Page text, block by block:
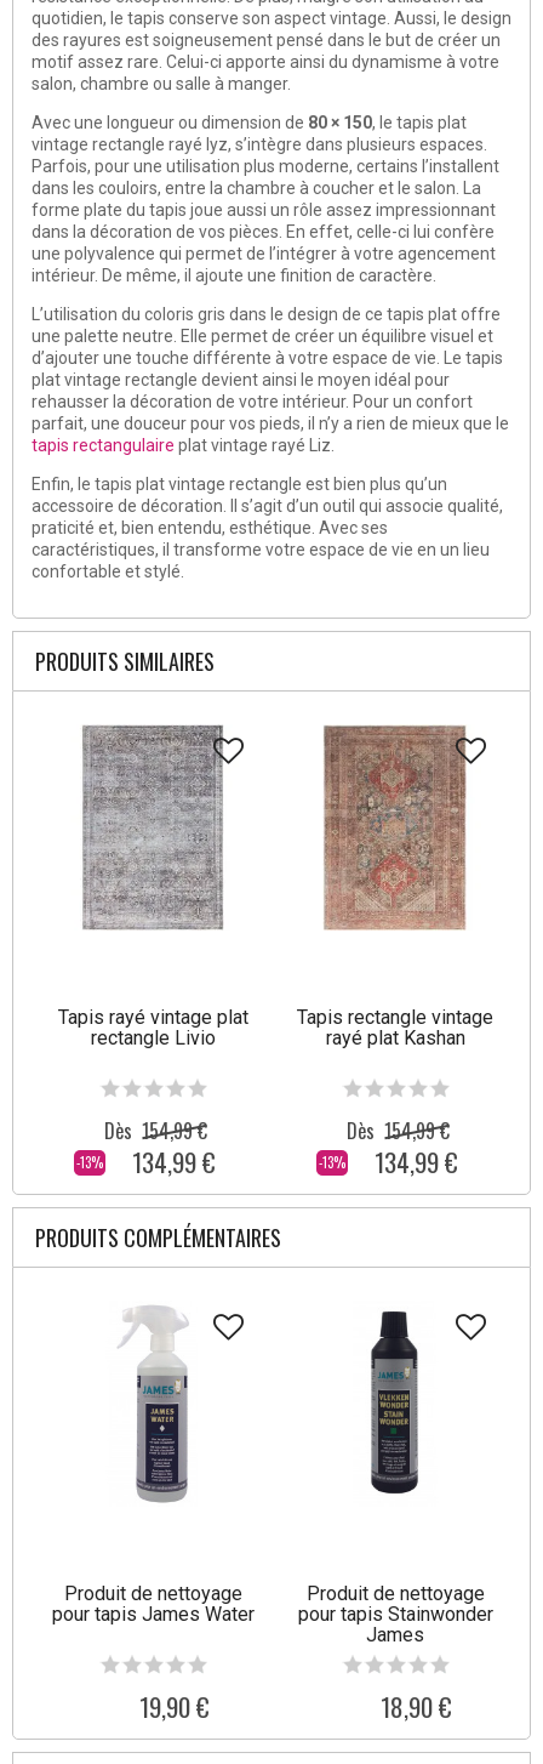
quotidien, le tapis conserve son aspect vintage. Aussi, le design
des rayures est soigneusement pensé dans le but de créer un
motif assez rare. Celui-ci apporte ainsi du dynamisme à votre
salon, chambre ou salle à manger.
Avec une longueur ou dimension de 80 × 150, le tapis plat
vintage rectangle rayé lyz, s’intègre dans plusieurs espaces.
Parfois, pour une utilisation plus moderne, certains l’installent
dans les couloirs, entre la chambre à coucher et le salon. La
forme plate du tapis joue aussi un rôle assez impressionnant
dans la décoration de vos pièces. En effet, celle-ci lui confère
une polyvalence qui permet de l’intégrer à votre agencement
intérieur. De même, il ajoute une finition de caractère.
L’utilisation du coloris gris dans le design de ce tapis plat offre
une palette neutre. Elle permet de créer un équilibre visuel et
d’ajouter une touche différente à votre espace de vie. Le tapis
plat vintage rectangle devient ainsi le moyen idéal pour
rehausser la décoration de votre intérieur. Pour un confort
parfait, une douceur pour vos pieds, il n’y a rien de mieux que le
tapis rectangulaire plat vintage rayé Liz.
Enfin, le tapis plat vintage rectangle est bien plus qu’un
accessoire de décoration. Il s’agit d’un outil qui associe qualité,
praticité et, bien entendu, esthétique. Avec ses
caractéristiques, il transforme votre espace de vie en un lieu
confortable et stylé.
PRODUITS SIMILAIRES
Tapis rayé vintage plat
rectangle Livio
-13%
Dès 154,99 €
134,99 €
Tapis rectangle vintage
rayé plat Kashan
-13%
Dès 154,99 €
134,99 €
PRODUITS COMPLÉMENTAIRES
Produit de nettoyage
pour tapis James Water
19,90 €
Produit de nettoyage
pour tapis Stainwonder
James
18,90 €